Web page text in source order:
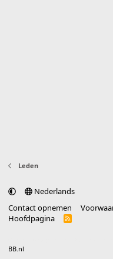
Leden
Nederlands
Contact opnemen
Hoofdpagina
R
BB.nl